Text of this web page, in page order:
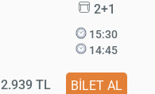
2+1
15:30
14:45
2.939 TL BİLET AL